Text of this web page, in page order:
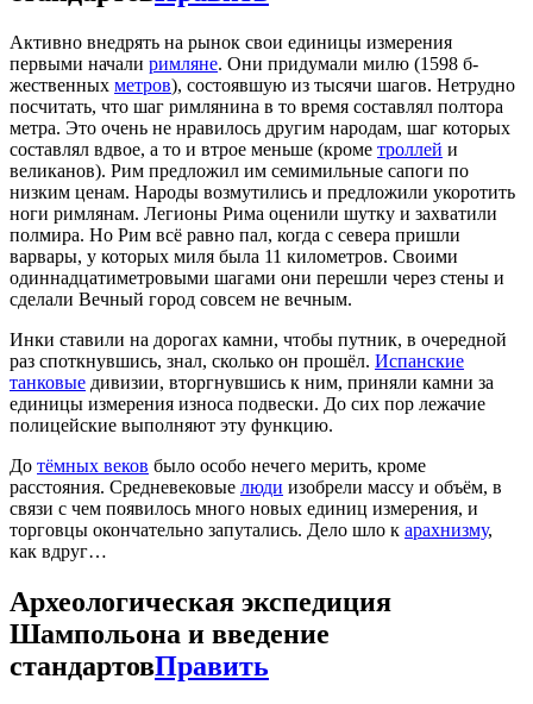
Активно внедрять на рынок свои единицы измерения
первыми начали римляне. Они придумали милю (1598 б-
жественных метров), состоявшую из тысячи шагов. Нетрудно
посчитать, что шаг римлянина в то время составлял полтора
метра. Это очень не нравилось другим народам, шаг которых
составлял вдвое, а то и втрое меньше (кроме троллей и
великанов). Рим предложил им семимильные сапоги по
низким ценам. Народы возмутились и предложили укоротить
ноги римлянам. Легионы Рима оценили шутку и захватили
полмира. Но Рим всё равно пал, когда с севера пришли
варвары, у которых миля была 11 километров. Своими
одиннадцатиметровыми шагами они перешли через стены и
сделали Вечный город совсем не вечным.
Инки ставили на дорогах камни, чтобы путник, в очередной
раз споткнувшись, знал, сколько он прошёл. Испанские
танковые дивизии, вторгнувшись к ним, приняли камни за
единицы измерения износа подвески. До сих пор лежачие
полицейские выполняют эту функцию.
До тёмных веков было особо нечего мерить, кроме
расстояния. Средневековые люди изобрели массу и объём, в
связи с чем появилось много новых единиц измерения, и
торговцы окончательно запутались. Дело шло к арахнизму,
как вдруг…
Археологическая экспедиция
Шампольона и введение
стандартовПравить